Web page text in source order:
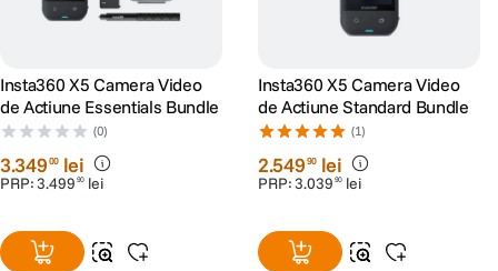
Insta360 X5 Camera Video
de Actiune Essentials Bundle
(0)
3.34900 lei
PRP:3.499 90 lei
Insta360 X5 Camera Video
de Actiune Standard Bundle
(1)
2.54990 lei
PRP:3.039 90 lei